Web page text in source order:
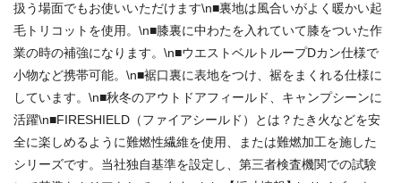
扱う場面でもお使いいただけます\n■裏地は風合いがよく暖かい起
毛トリコットを使用。\n■膝裏に中わたを入れていて膝をついた作
業の時の補強になります。\n■ウエストベルトループDカン仕様で
小物など携帯可能。\n■裾口裏に表地をつけ、裾をまくれる仕様に
しています。\n■秋冬のアウトドアフィールド、キャンプシーンに
活躍\n■FIRESHIELD（ファイアシールド）とは？たき火などを安
全に楽しめるように難燃性繊維を使用、または難燃加工を施した
シリーズです。当社独自基準を設定し、第三者検査機関での試験